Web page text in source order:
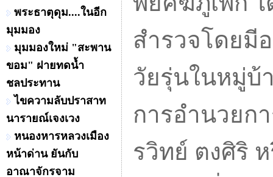
พระธาตุดุม....ในอีก
มุมมอง
มุมมองใหม่ "สะพาน
ขอม" ฝายทดน้ำ
ชลประทาน
ไขความลับปราสาท
นารายณ์เจงเวง
หนองหารหลวงเมือง
หน้าด่าน ยันกับ
อาณาจักรจาม
สำรวจโดยมี
วัยรุ่นในหมู่บ้
การอำนวยก
รวิทย์ ตงศิริ